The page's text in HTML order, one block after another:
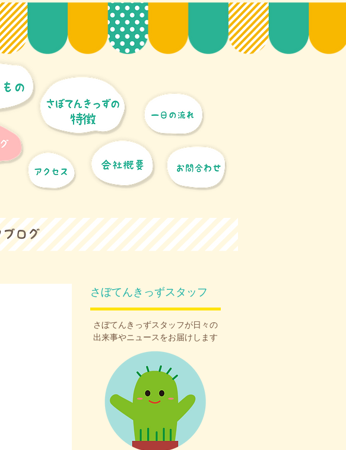
さぼてんきっずスタッフ
さぼてんきっずスタッフが日々の
出来事やニュースをお届けします